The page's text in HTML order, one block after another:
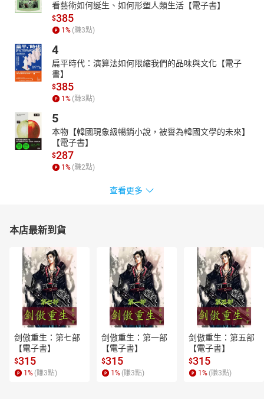
看藝術如何誕生、如何形塑人類生活【電子書】
$385
1 % (賺3點)
4
扁平時代：演算法如何限縮我們的品味與文化【電子
書】
$385
1 % (賺3點)
5
本物【韓國現象級暢銷小說，被譽為韓國文學的未來】
【電子書】
$287
1 % (賺2點)
查看更多
本店最新到貨
剑傲重生：第七部
【電子書】
$315
1 % (賺3點)
剑傲重生：第一部
【電子書】
$315
1 % (賺3點)
剑傲重生：第五部
【電子書】
$315
1 % (賺3點)